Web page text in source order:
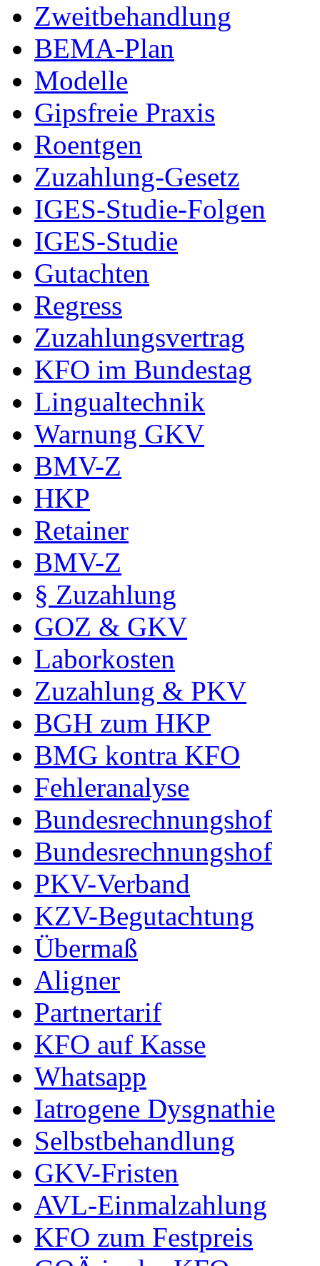
Zweitbehandlung
BEMA-Plan
Modelle
Gipsfreie Praxis
Roentgen
Zuzahlung-Gesetz
IGES-Studie-Folgen
IGES-Studie
Gutachten
Regress
Zuzahlungsvertrag
KFO im Bundestag
Lingualtechnik
Warnung GKV
BMV-Z
HKP
Retainer
BMV-Z
§ Zuzahlung
GOZ & GKV
Laborkosten
Zuzahlung & PKV
BGH zum HKP
BMG kontra KFO
Fehleranalyse
Bundesrechnungshof
Bundesrechnungshof
PKV-Verband
KZV-Begutachtung
Übermaß
Aligner
Partnertarif
KFO auf Kasse
Whatsapp
Iatrogene Dysgnathie
Selbstbehandlung
GKV-Fristen
AVL-Einmalzahlung
KFO zum Festpreis